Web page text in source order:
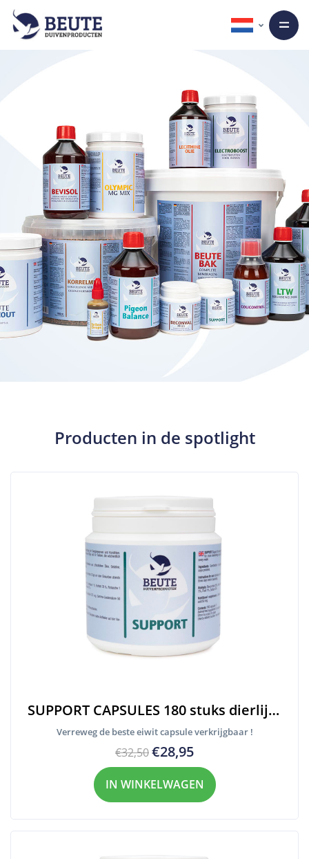
Producten in de spotlight
SUPPORT CAPSULES 180 stuks dierlijk eiwit
Verreweg de beste eiwit capsule verkrijgbaar !
€32,50€28,95
IN WINKELWAGEN